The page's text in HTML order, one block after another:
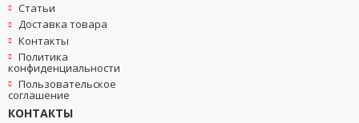
Статьи
Доставка товара
Контакты
Политика
конфиденциальности
Пользовательское
соглашение
КОНТАКТЫ